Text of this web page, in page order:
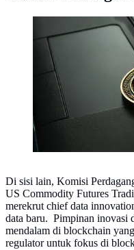
Bitcoin (Foto: Jievani
Di sisi lain, Komisi
US Commodity Futures
merekrut chief data
data baru. Pimpinan inovasi
mendalam di blockchain
regulator untuk fokus di